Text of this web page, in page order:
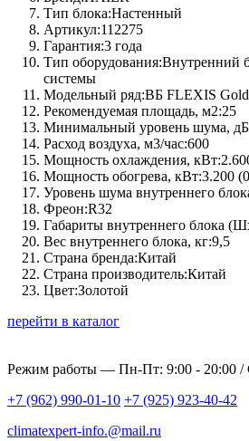
Тип блока:Настенный
Артикул:112275
Гарантия:3 года
Тип оборудования:Внутренний
системы
Модельный ряд:ВБ FLEXIS Gold
Рекомендуемая площадь, м2:25
Минимальный уровень шума,
Расход воздуха, м3/час:600
Мощность охлаждения, кВт:
Мощность обогрева, кВт:3.200
Уровень шума внутреннего
Фреон:R32
Габариты внутреннего блока
Вес внутреннего блока, кг:9,5
Страна бренда:Китай
Страна производитель:Китай
Цвет:Золотой
перейти в каталог
Режим работы — Пн-Пт: 9:00 - 20:00 /
+7 (962) 990-01-10 +7 (925) 923-40-42
climatexpert-info.@mail.ru